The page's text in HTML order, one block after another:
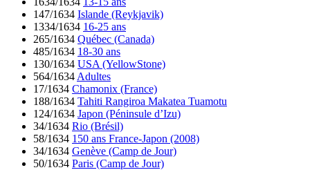
147/1634 Islande (Reykjavik)
1334/1634 16-25 ans
265/1634 Québec (Canada)
485/1634 18-30 ans
130/1634 USA (YellowStone)
564/1634 Adultes
17/1634 Chamonix (France)
188/1634 Tahiti Rangiroa Makatea Tuamotu
124/1634 Japon (Péninsule d’Izu)
34/1634 Rio (Brésil)
58/1634 150 ans France-Japon (2008)
34/1634 Genève (Camp de Jour)
50/1634 Paris (Camp de Jour)